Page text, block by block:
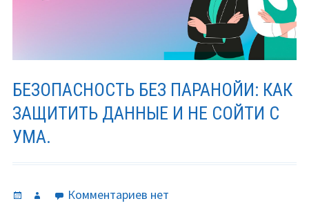
БЕЗОПАСНОСТЬ БЕЗ ПАРАНОЙИ: КАК
ЗАЩИТИТЬ ДАННЫЕ И НЕ СОЙТИ С
УМА.
Опубликовано
Автор Комментариевкнет